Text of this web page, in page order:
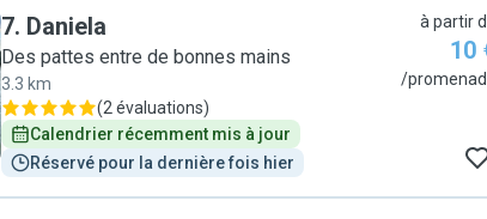
7. Daniela
Des pattes entre de bonnes mains
3.3 km
(2 évaluations)
Calendrier récemment mis à jour
Réservé pour la dernière fois hier
à partir
10
/